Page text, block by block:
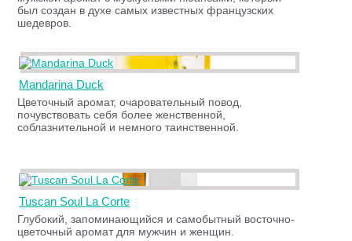
был создан в духе самых известных французских
шедевров.
Mandarina Duck
Цветочный аромат, очаровательный повод,
почувствовать себя более женственной,
соблазнительной и немного таинственной.
Tuscan Soul La Corte
Глубокий, запоминающийся и самобытный восточно-
цветочный аромат для мужчин и женщин.